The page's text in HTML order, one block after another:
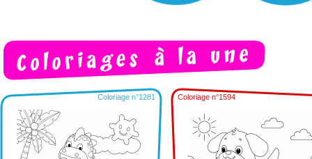
Coloriage n°1281 Coloriage n°1594